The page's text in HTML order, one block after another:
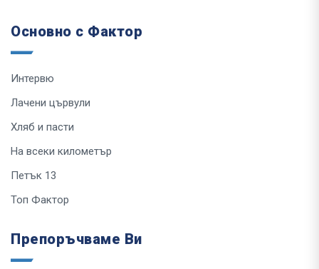
Основно с Фактор
Интервю
Лачени цървули
Хляб и пасти
На всеки километър
Петък 13
Топ Фактор
Препоръчваме Ви